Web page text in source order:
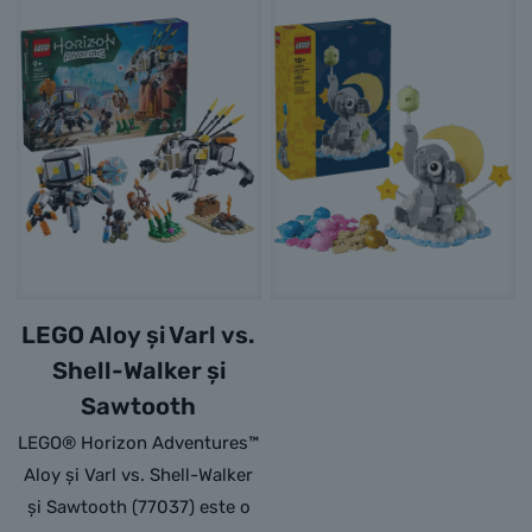
LEGO Aloy și Varl vs.
Shell-Walker și
Sawtooth
LEGO® Horizon Adventures™
Aloy și Varl vs. Shell-Walker
și Sawtooth (77037) este o